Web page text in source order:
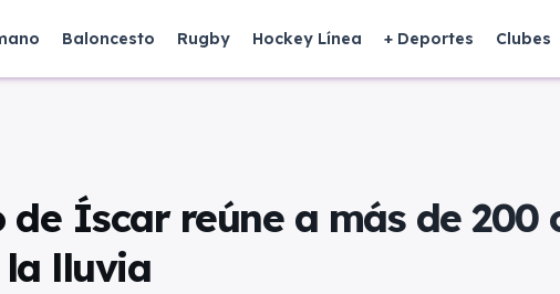
Baloncesto Rugby Hockey Línea + Deportes Clubes
de Íscar reúne a más de 200
la lluvia